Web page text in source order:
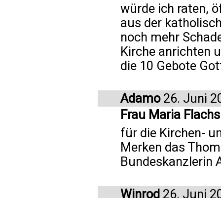
würde ich raten,
aus der
noch mehr
Kirche anrichten
die 10 Gebote
Adamo26. Juni
Frau Maria
für die Kirchen-
Merken das
Bundeskanzlerin
Winrod 26. Juni